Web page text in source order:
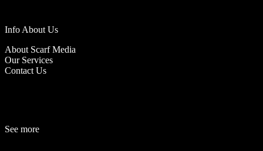
Info About Us
About Scarf Media
Our Services
Contact Us
See more